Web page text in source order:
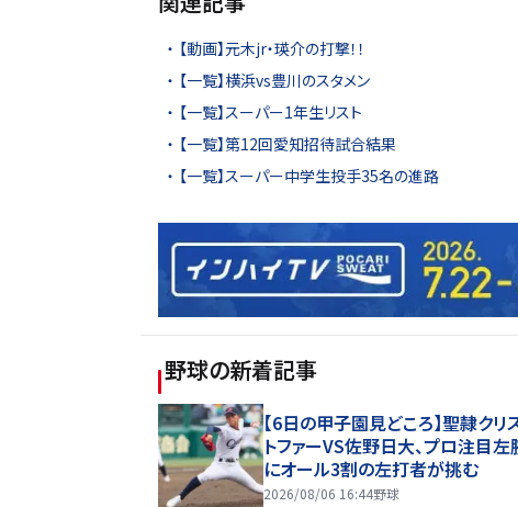
【動画】元木jr・瑛介の打撃！！
【一覧】横浜vs豊川のスタメン
【一覧】スーパー1年生リスト
【一覧】第12回愛知招待試合結果
【一覧】スーパー中学生投手35名の進路
野球の新着記事
【6日の甲子園見どころ】聖隷クリ
トファーVS佐野日大、プロ注目左
にオール3割の左打者が挑む
2026/08/06 16:44野球